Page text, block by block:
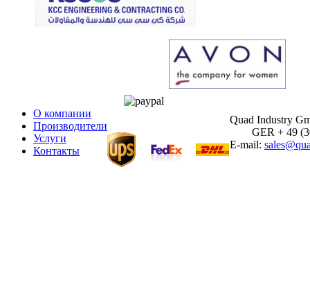
О компании
Производители
Услуги
Контакты
Quad Industry
GER + 49
E-mail: